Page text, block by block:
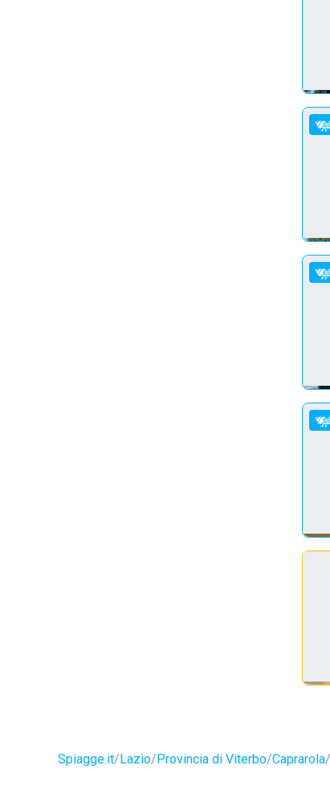
Spiagge.it Lazio Provincia di Viterbo Caprarola